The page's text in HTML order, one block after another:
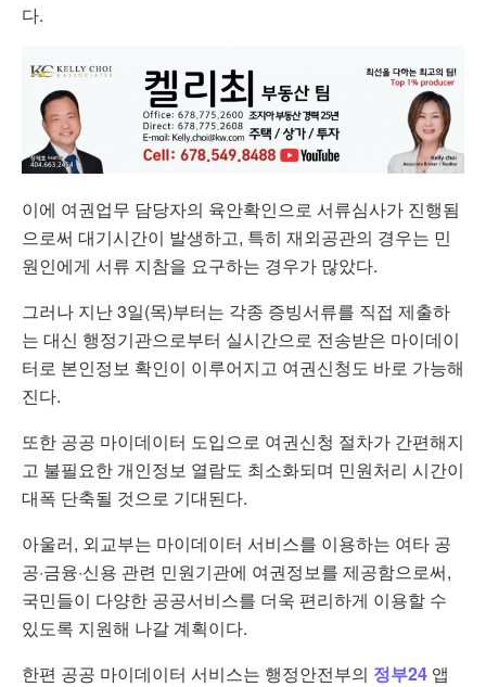
다.
이에 여권업무 담당자의 육안확인으로 서류심사가 진행됨
으로써 대기시간이 발생하고, 특히 재외공관의 경우는 민
원인에게 서류 지참을 요구하는 경우가 많았다.
그러나 지난 3일(목)부터는 각종 증빙서류를 직접 제출하
는 대신 행정기관으로부터 실시간으로 전송받은 마이데이
터로 본인정보 확인이 이루어지고 여권신청도 바로 가능해
진다.
또한 공공 마이데이터 도입으로 여권신청 절차가 간편해지
고 불필요한 개인정보 열람도 최소화되며 민원처리 시간이
대폭 단축될 것으로 기대된다.
아울러, 외교부는 마이데이터 서비스를 이용하는 여타 공
공·금융·신용 관련 민원기관에 여권정보를 제공함으로써,
국민들이 다양한 공공서비스를 더욱 편리하게 이용할 수
있도록 지원해 나갈 계획이다.
한편 공공 마이데이터 서비스는 행정안전부의 정부24 앱